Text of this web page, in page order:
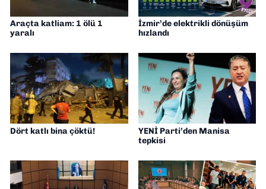
Araçta katliam: 1 ölü 1
yaralı
İzmir’de elektrikli dönüşüm
hızlandı
Dört katlı bina çöktü!
YENİ Parti’den Manisa
tepkisi